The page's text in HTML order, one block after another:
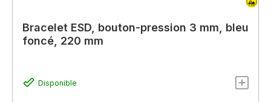
Bracelet ESD, bouton-pression 3 mm, bleu
foncé, 220 mm
Disponible